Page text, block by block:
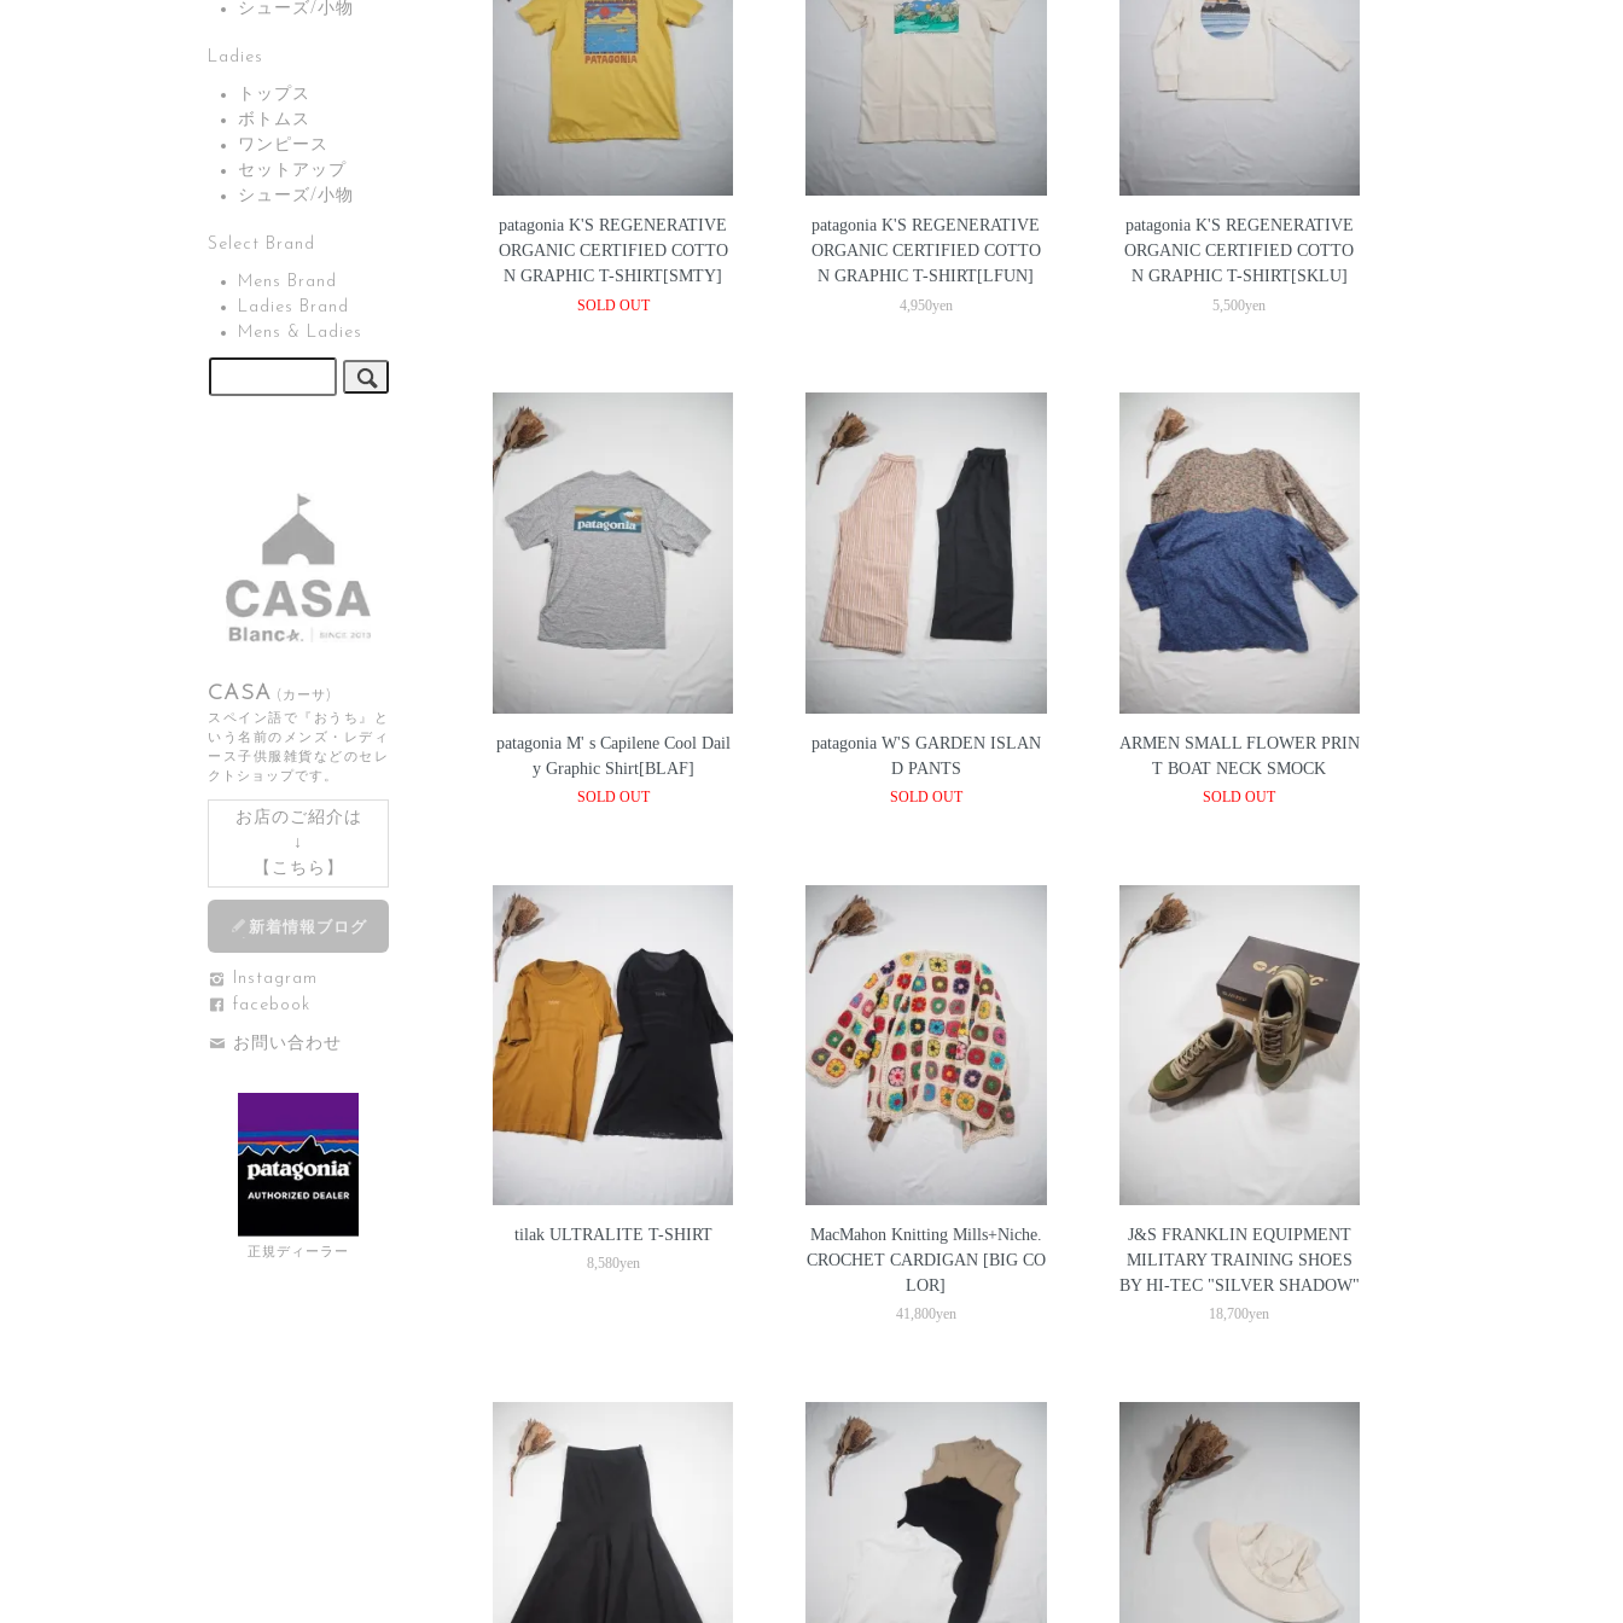
シューズ/小物
Ladies
トップス
ボトムス
ワンピース
セットアップ
シューズ/小物
Select Brand
Mens Brand
Ladies Brand
Mens & Ladies
CASA (カーサ)
スペイン語で『おうち』と
いう名前のメンズ・レディ
ース子供服雑貨などのセレ
クトショップです。
お店のご紹介は
↓
【 こちら 】
新着情報ブログ
Instagram
facebook
お問い合わせ
正規ディーラー
patagonia K'S REGENERATIVE
ORGANIC CERTIFIED COTTO
N GRAPHIC T-SHIRT[SMTY]
SOLD OUT
patagonia K'S REGENERATIVE
ORGANIC CERTIFIED COTTO
N GRAPHIC T-SHIRT[LFUN]
4,950yen
patagonia K'S REGENERATIVE
ORGANIC CERTIFIED COTTO
N GRAPHIC T-SHIRT[SKLU]
5,500yen
patagonia M' s Capilene Cool Dail
y Graphic Shirt[BLAF]
SOLD OUT
patagonia W'S GARDEN ISLAN
D PANTS
SOLD OUT
ARMEN SMALL FLOWER PRIN
T BOAT NECK SMOCK
SOLD OUT
tilak ULTRALITE T-SHIRT
8,580yen
MacMahon Knitting Mills+Niche.
CROCHET CARDIGAN [BIG CO
LOR]
41,800yen
J&S FRANKLIN EQUIPMENT
MILITARY TRAINING SHOES
BY HI-TEC "SILVER SHADOW"
18,700yen